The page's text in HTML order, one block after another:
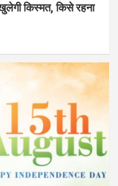
किस्मत, किसे रहना